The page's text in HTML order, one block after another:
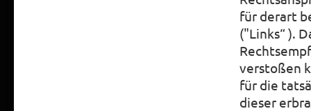
für derart
("Links“ ).
verstoßen
für die
dieser